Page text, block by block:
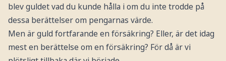
blev guldet vad du kunde hålla i om du inte trodde på
dessa berättelser om pengarnas värde.
Men är guld fortfarande en försäkring? Eller, är det idag
mest en berättelse om en försäkring? För då är vi